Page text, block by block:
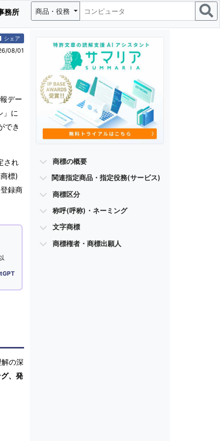
務所 商品・役務
シェア
08/01
デー
」に
でき
され
標)
録商
の深
、発
商標の概要
関連指定商品・指定役務(サービス)
商標区分
称呼(呼称)・ネーミング
文字商標
商標権者・商標出願人